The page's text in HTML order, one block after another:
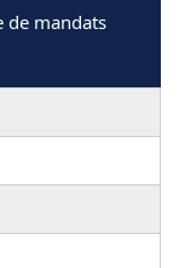
de mandats